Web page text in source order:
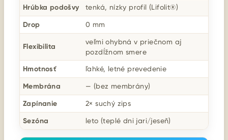
Hrúbka podošvy tenká, nízky profil (Lifolit®)
Drop 0 mm
Flexibilita
veľmi ohybná v priečnom aj
pozdĺžnom smere
Hmotnosť ľahké, letné prevedenie
Membrána — (bez membrány)
Zapínanie 2× suchý zips
Sezóna leto (teplé dni jari/jeseň)